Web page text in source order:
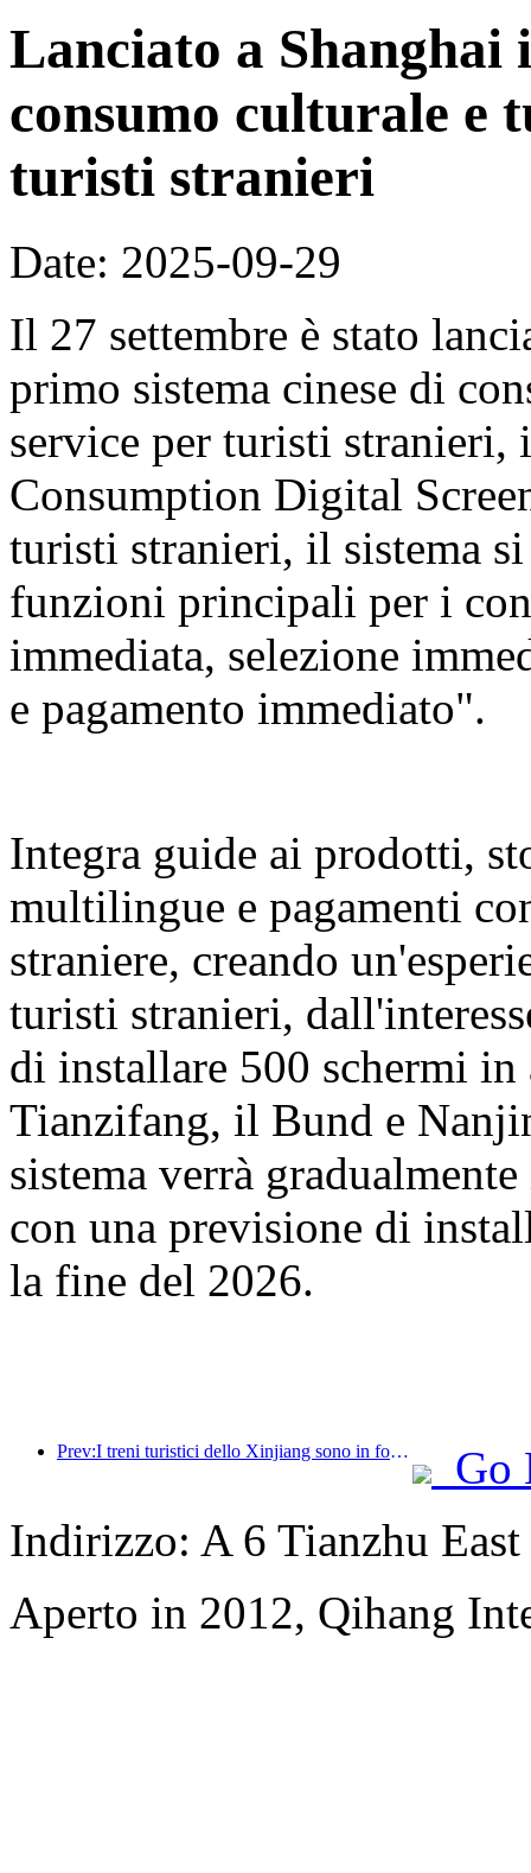
Lanciato a Shanghai
consumo culturale e
turisti stranieri
Date: 2025-09-29
Il 27 settembre è stato
primo sistema cinese di
service per turisti
Consumption Digital
turisti stranieri, il sistema
funzioni principali per i
immediata, selezione
e pagamento immediato".
Integra guide ai prodotti,
multilingue e pagamenti
straniere, creando
turisti stranieri,
di installare 500 schermi
Tianzifang, il Bund e
sistema verrà
con una previsione di
la fine del 2026.
Prev:I treni turistici dello Xinjiang sono in forte espansione, dando impulso all'economia culturale e turistica
Go
Indirizzo: A 6 Tianzhu
Aperto in 2012, Qihang